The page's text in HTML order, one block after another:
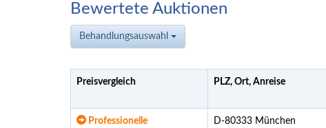
Bewertete Auktionen
Behandlungsauswahl
Preisvergleich PLZ, Ort, Anreise
Professionelle
D-80333 München